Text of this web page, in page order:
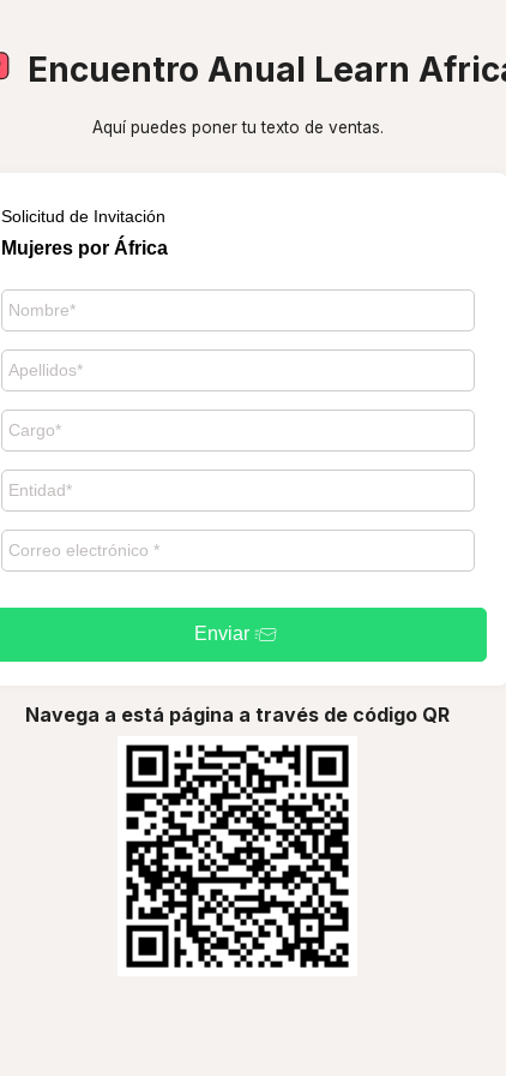
Encuentro Anual Learn
Aquí puedes poner tu texto de ventas.
Solicitud de Invitación
Mujeres por África
Enviar
Navega a está página a través de código QR